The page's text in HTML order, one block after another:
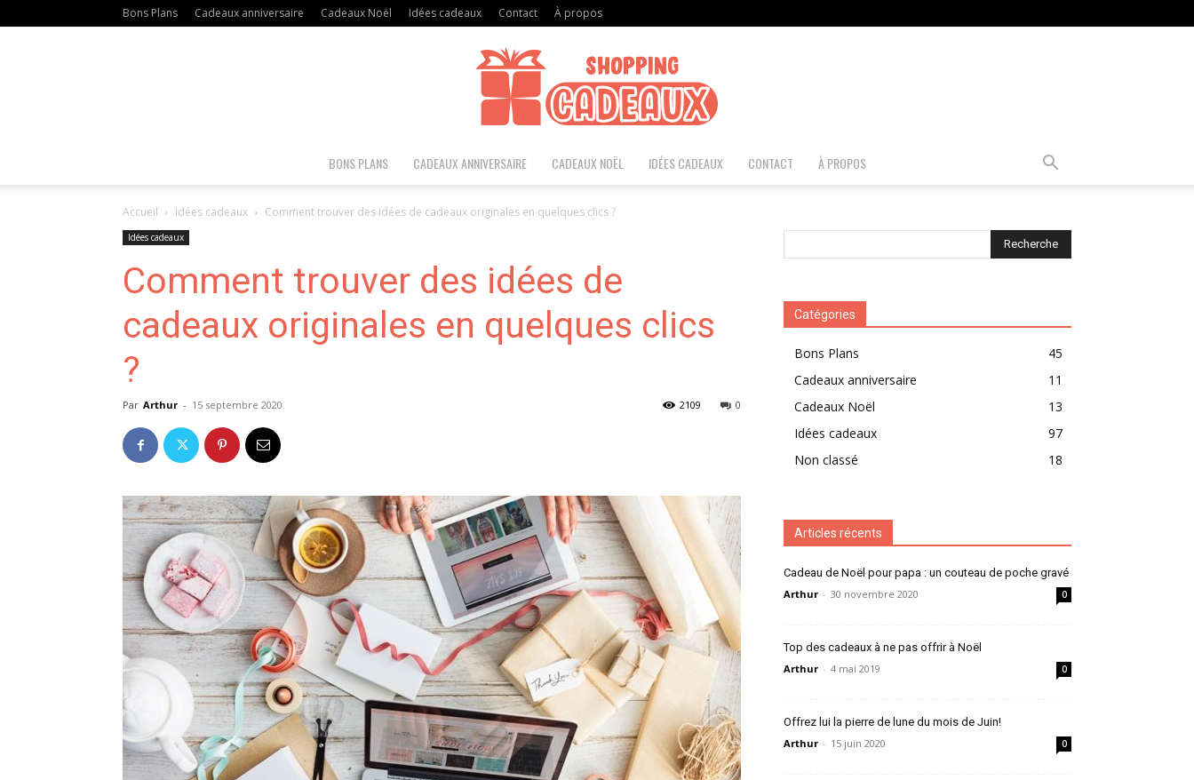
Bons Plans Cadeaux anniversaire Cadeaux Noël Idées cadeaux Contact À propos
Cadeaux
BONS PLANS CADEAUX ANNIVERSAIRE CADEAUX NOËL IDÉES CADEAUX CONTACT À PROPOS
Accueil Idées cadeaux Comment trouver des idées de cadeaux originales en quelques clics ?
Idées cadeaux
Comment trouver des idées de
cadeaux originales en quelques clics
?
Par Arthur - 15 septembre 2020 0
2109
Catégories
Bons Plans
45
Cadeaux anniversaire
11
Cadeaux Noël
13
Idées cadeaux
97
Non classé
18
Articles récents
Cadeau de Noël pour papa : un couteau de poche gravé
Arthur - 30 novembre 2020 0
Top des cadeaux à ne pas offrir à Noël
Arthur - 4 mai 2019 0
Offrez lui la pierre de lune du mois de Juin!
Arthur - 15 juin 2020 0